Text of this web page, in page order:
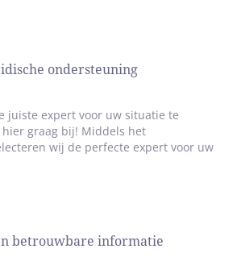
ondersteuning
juiste expert voor uw situatie te
graag bij! Middels het
wij de perfecte expert voor uw
betrouwbare informatie